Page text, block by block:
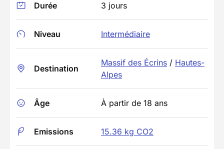
Durée 3 jours
Niveau Intermédiaire
Destination
Massif des Écrins / Hautes-
Alpes
Âge À partir de 18 ans
Emissions 15.36 kg CO2